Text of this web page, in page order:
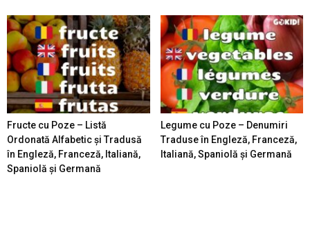
Fructe cu Poze – Listă
Ordonată Alfabetic şi Tradusă
în Engleză, Franceză, Italiană,
Spaniolă şi Germană
Legume cu Poze – Denumiri
Traduse în Engleză, Franceză,
Italiană, Spaniolă şi Germană